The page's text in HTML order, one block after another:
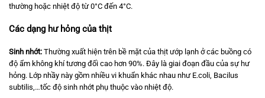
thường hoặc nhiệt độ từ 0°C đến 4°C.
Các dạng hư hỏng của thịt
Sinh nhớt: Thường xuất hiện trên bề mặt của thịt ướp lạnh ở các buồng có
độ ẩm không khí tương đối cao hơn 90%. Đây là giai đoạn đầu của sự hư
hỏng. Lớp nhầy này gồm nhiều vi khuẩn khác nhau như E.coli, Bacilus
subtilis,…tốc độ sinh nhớt phụ thuộc vào nhiệt độ.